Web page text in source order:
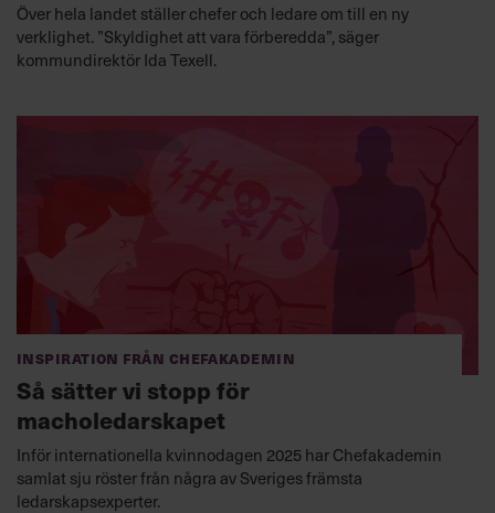
Över hela landet ställer chefer och ledare om till en ny
verklighet. ”Skyldighet att vara förberedda”, säger
kommundirektör Ida Texell.
Inspiration från Chefakademin
Så sätter vi stopp för
macholedarskapet
Inför internationella kvinnodagen 2025 har Chefakademin
samlat sju röster från några av Sveriges främsta
ledarskapsexperter.